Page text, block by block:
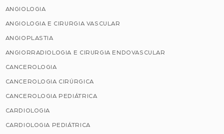
ANGIOLOGIA
ANGIOLOGIA E CIRURGIA VASCULAR
ANGIOPLASTIA
ANGIORRADIOLOGIA E CIRURGIA ENDOVASCULAR
CANCEROLOGIA
CANCEROLOGIA CIRÚRGICA
CANCEROLOGIA PEDIÁTRICA
CARDIOLOGIA
CARDIOLOGIA PEDIÁTRICA